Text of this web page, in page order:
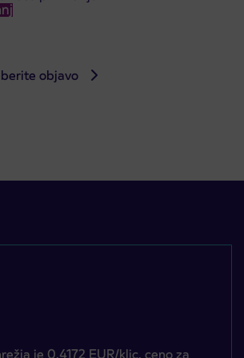
objavo
je 0,4172 EUR/klic, ceno za